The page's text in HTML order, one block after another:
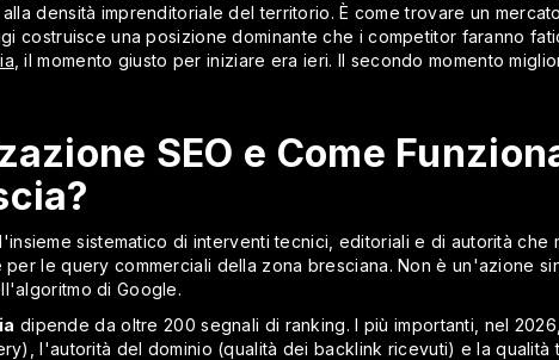
densità imprenditoriale del territorio. È come trovare un
costruisce una posizione dominante che i competitor faranno
, il momento giusto per iniziare era ieri. Il secondo momento
SEO e Come
sistematico di interventi tecnici, editoriali e di autorità che
le query commerciali della zona bresciana. Non è un'azione
di Google.
dipende da oltre 200 segnali di ranking. I più importanti, nel
l'autorità del dominio (qualità dei backlink ricevuti) e la qualità